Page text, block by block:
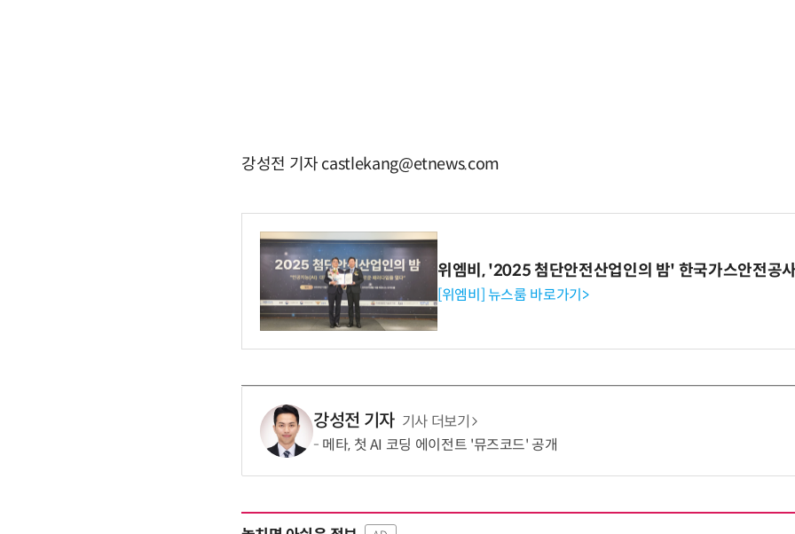
강성전 기자 castlekang@etnews.com
위엠비, '2025 첨단안전산업인의 밤' 한국가스안전공
[위엠비] 뉴스룸 바로가기>
강성전 기자 기사 더보기
메타, 첫 AI 코딩 에이전트 '뮤즈코드' 공개